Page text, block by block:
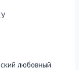
любовный